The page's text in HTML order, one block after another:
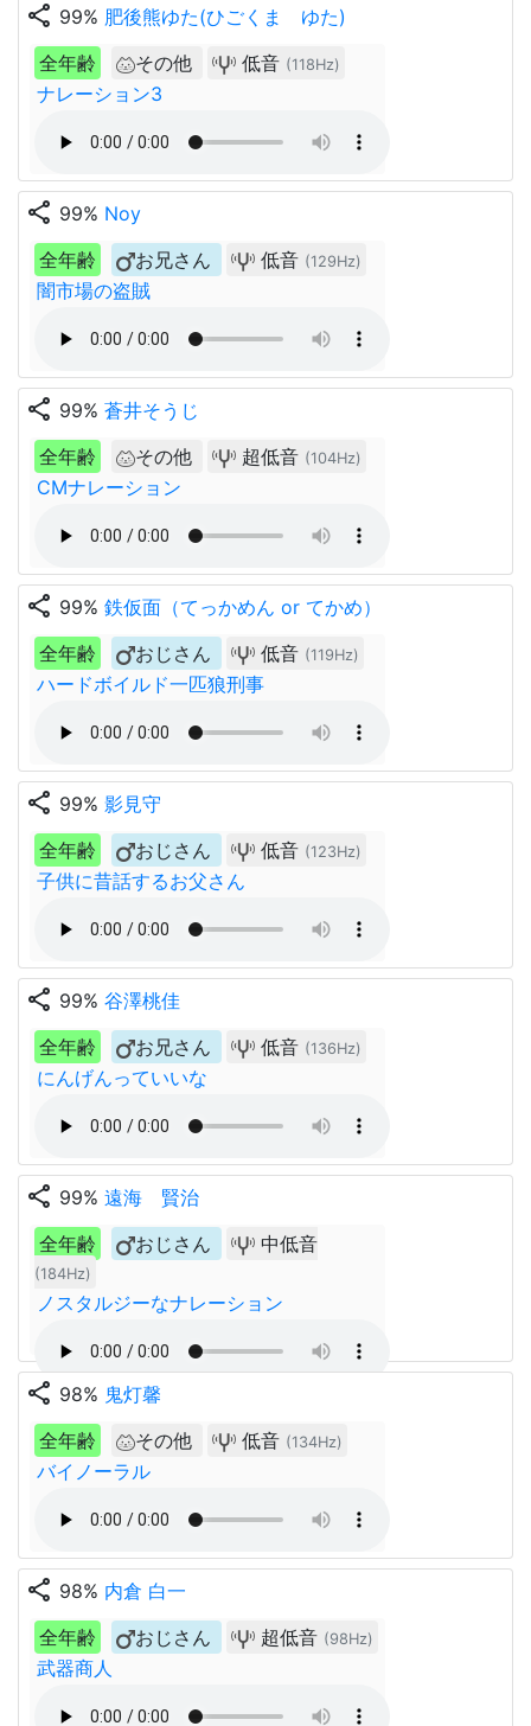
share 99% 肥後熊ゆた(ひごくま ゆた)
全年齢
その他 低音 (118Hz)
ナレーション3
share 99% Noy
全年齢
お兄さん 低音 (129Hz)
闇市場の盗賊
share 99% 蒼井そうじ
全年齢
その他 超低音 (104Hz)
CMナレーション
share 99% 鉄仮面（てっかめん or てかめ）
全年齢
おじさん 低音 (119Hz)
ハードボイルド一匹狼刑事
share 99% 影見守
全年齢
おじさん 低音 (123Hz)
子供に昔話するお父さん
share 99% 谷澤桃佳
全年齢
お兄さん 低音 (136Hz)
にんげんっていいな
share 99% 遠海 賢治
全年齢
おじさん 中低音
(184Hz)
ノスタルジーなナレーション
share 98% 鬼灯馨
全年齢
その他 低音 (134Hz)
バイノーラル
share 98% 内倉 白一
全年齢
おじさん 超低音 (98Hz)
武器商人